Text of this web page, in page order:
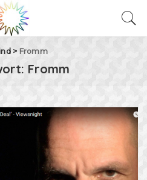
> Fromm
Fromm